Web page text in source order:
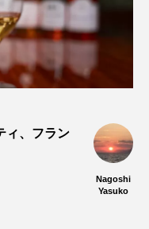
ィ、フラン
Nagoshi
Yasuko